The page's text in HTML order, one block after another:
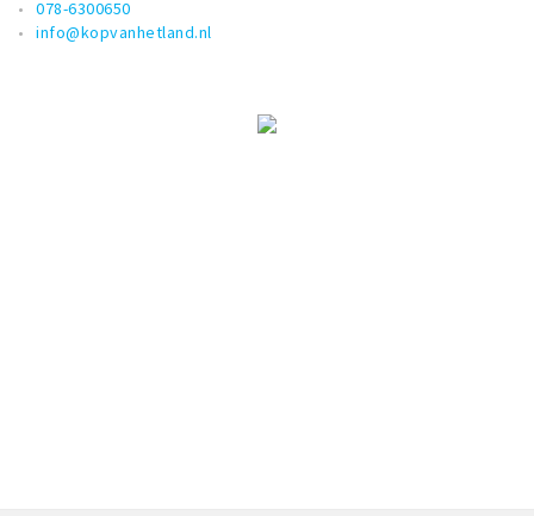
078-6300650
info@kopvanhetland.nl